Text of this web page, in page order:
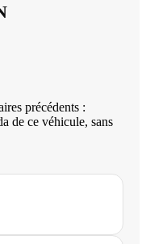
précédents :
de ce véhicule, sans